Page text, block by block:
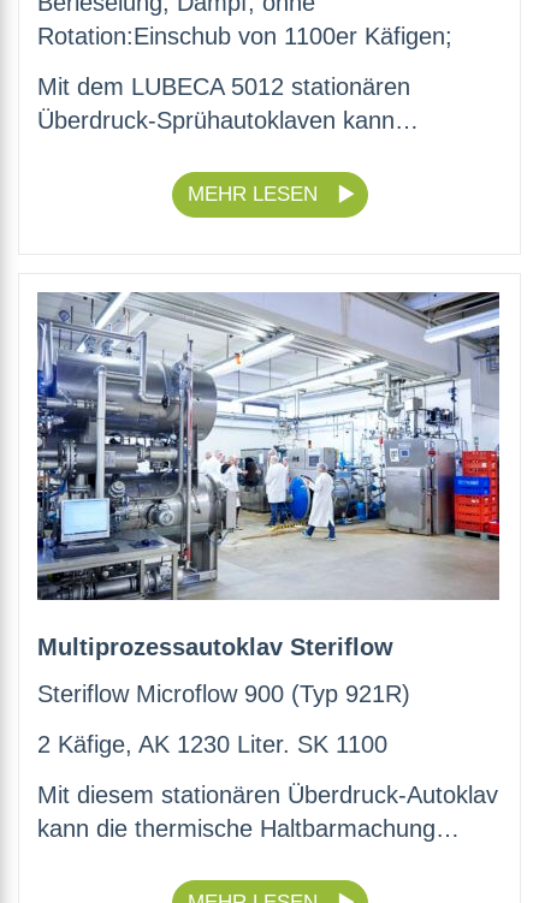
Rotation:Einschub von 1100er Käfigen;
Mit dem LUBECA 5012 stationären
Überdruck-Sprühautoklaven kann…
MEHR LESEN
Multiprozessautoklav Steriflow
Steriflow Microflow 900 (Typ 921R)
2 Käfige, AK 1230 Liter. SK 1100
Mit diesem stationären Überdruck-Autoklav
kann die thermische Haltbarmachung…